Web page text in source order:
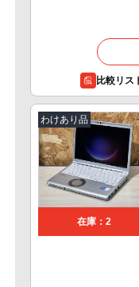
比較リス
わけあり品
在庫：2